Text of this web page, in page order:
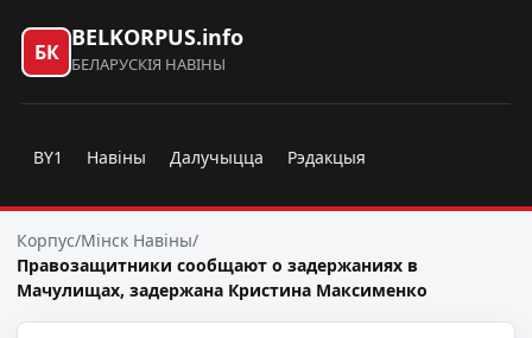
БК
BELKORPUS.info
БЕЛАРУСКІЯ НАВІНЫ
BY1 Навіны Далучыцца Рэдакцыя
Корпус/Мінск Навіны/
Правозащитники сообщают о задержаниях в
Мачулищах, задержана Кристина Максименко